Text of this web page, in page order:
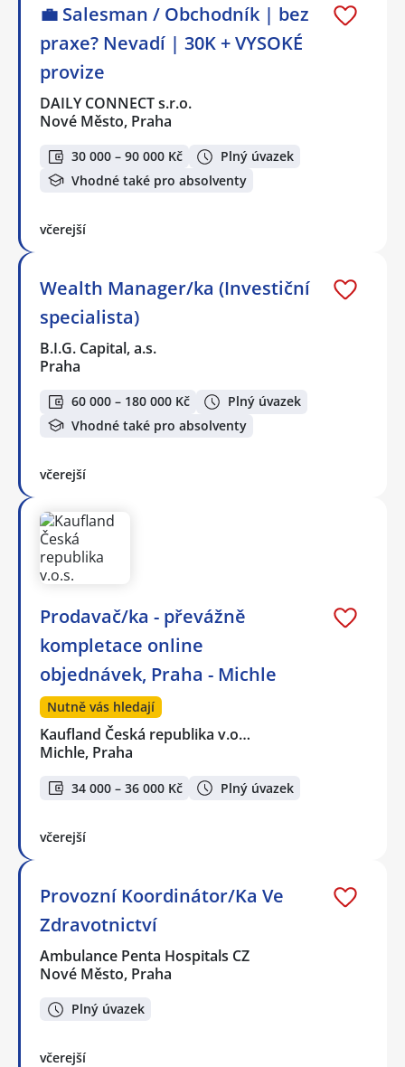
💼 Salesman / Obchodník | bez
praxe? Nevadí | 30K + VYSOKÉ
provize
DAILY CONNECT s.r.o.
Nové Město, Praha
30 000 – 90 000 Kč
Plný úvazek
Vhodné také pro absolventy
včerejší
Wealth Manager/ka (Investiční
specialista)
B.I.G. Capital, a.s.
Praha
60 000 – 180 000 Kč
Plný úvazek
Vhodné také pro absolventy
včerejší
Prodavač/ka - převážně
kompletace online
objednávek, Praha - Michle
Nutně vás hledají
Kaufland Česká republika v.o…
Michle, Praha
34 000 – 36 000 Kč Plný úvazek
včerejší
Provozní Koordinátor/Ka Ve
Zdravotnictví
Ambulance Penta Hospitals CZ
Nové Město, Praha
Plný úvazek
včerejší